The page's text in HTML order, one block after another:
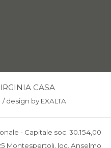
CASA
/design by EXALTA
- Capitale soc. 30.154,00
Montespertoli, loc. Anselmo